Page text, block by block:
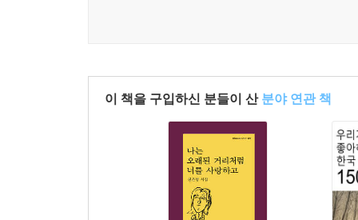
이 책을 구입하신 분들이 산 분야 연관 책